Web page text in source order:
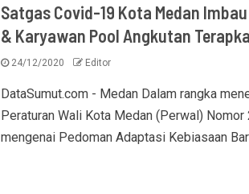
Satgas Covid-19 Kota Medan
& Karyawan Pool Angkutan
24/12/2020 Editor
DataSumut.com - Medan Dalam rangka
Peraturan Wali Kota Medan (Perwal) Nomor
mengenai Pedoman Adaptasi Kebiasaan